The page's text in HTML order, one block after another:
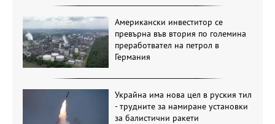
Американски инвеститор се
превърна във втория по големина
преработвател на петрол в
Германия
Украйна има нова цел в руския тил
- трудните за намиране установки
за балистични ракети